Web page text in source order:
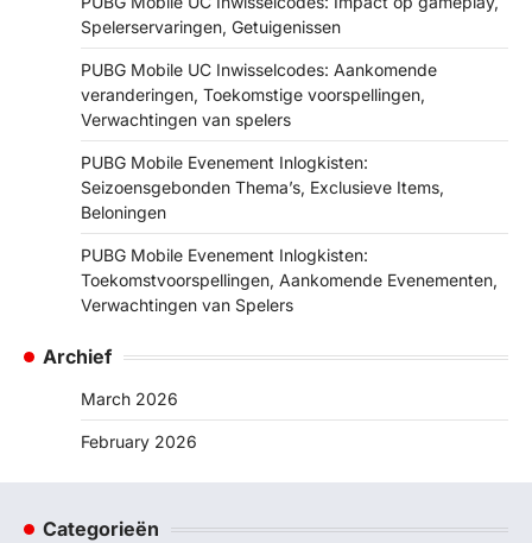
Spelerservaringen, Getuigenissen
PUBG Mobile UC Inwisselcodes: Aankomende
veranderingen, Toekomstige voorspellingen,
Verwachtingen van spelers
PUBG Mobile Evenement Inlogkisten:
Seizoensgebonden Thema’s, Exclusieve Items,
Beloningen
PUBG Mobile Evenement Inlogkisten:
Toekomstvoorspellingen, Aankomende Evenementen,
Verwachtingen van Spelers
Archief
March 2026
February 2026
Categorieën